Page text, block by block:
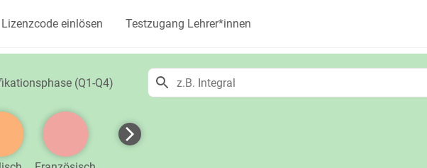
Lizenzcode einlösen Testzugang Lehrer*innen
(Q1-Q4)